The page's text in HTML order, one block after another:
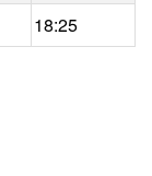
18:25